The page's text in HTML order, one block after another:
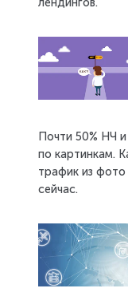
Почти 50% НЧ
по картинкам.
трафик из фото
сейчас.